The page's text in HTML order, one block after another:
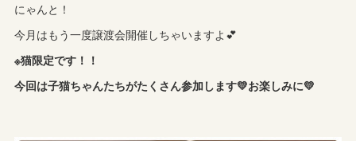
にゃんと！
今月はもう一度譲渡会開催しちゃいますよ💕
※猫限定です！！
今回は子猫ちゃんたちがたくさん参加します💛お楽しみに💛